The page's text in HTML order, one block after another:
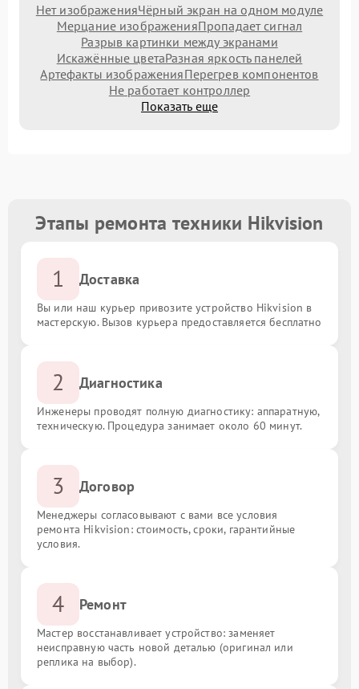
Нет изображенияЧёрный экран на одном модуле
Мерцание изображенияПропадает сигнал
Разрыв картинки между экранами
Искажённые цветаРазная яркость панелей
Артефакты изображенияПерегрев компонентов
Не работает контроллер
Показать еще
Этапы ремонта техники Hikvision
1 Доставка
Вы или наш курьер привозите устройство Hikvision в
мастерскую. Вызов курьера предоставляется бесплатно
2 Диагностика
Инженеры проводят полную диагностику: аппаратную,
техническую. Процедура занимает около 60 минут.
3 Договор
Менеджеры согласовывают с вами все условия
ремонта Hikvision: стоимость, сроки, гарантийные
условия.
4 Ремонт
Мастер восстанавливает устройство: заменяет
неисправную часть новой деталью (оригинал или
реплика на выбор).